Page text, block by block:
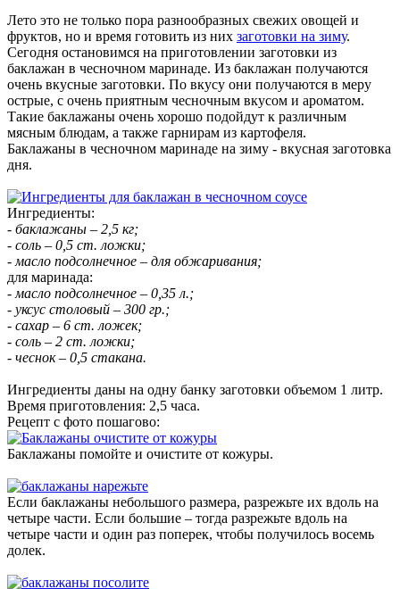
Лето это не только пора разнообразных свежих овощей и
фруктов, но и время готовить из них заготовки на зиму.
Сегодня остановимся на приготовлении заготовки из
баклажан в чесночном маринаде. Из баклажан получаются
очень вкусные заготовки. По вкусу они получаются в меру
острые, с очень приятным чесночным вкусом и ароматом.
Такие баклажаны очень хорошо подойдут к различным
мясным блюдам, а также гарнирам из картофеля.
Баклажаны в чесночном маринаде на зиму - вкусная заготовка
дня.
Ингредиенты:
- баклажаны – 2,5 кг;
- соль – 0,5 ст. ложки;
- масло подсолнечное – для обжаривания;
для маринада:
- масло подсолнечное – 0,35 л.;
- уксус столовый – 300 гр.;
- сахар – 6 ст. ложек;
- соль – 2 ст. ложки;
- чеснок – 0,5 стакана.
Ингредиенты даны на одну банку заготовки объемом 1 литр.
Время приготовления: 2,5 часа.
Рецепт с фото пошагово:
Баклажаны помойте и очистите от кожуры.
Если баклажаны небольшого размера, разрежьте их вдоль на
четыре части. Если большие – тогда разрежьте вдоль на
четыре части и один раз поперек, чтобы получилось восемь
долек.